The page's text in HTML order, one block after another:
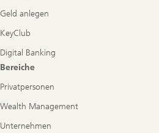
Geld anlegen
KeyClub
Digital Banking
Bereiche
Privatpersonen
Wealth Management
Unternehmen